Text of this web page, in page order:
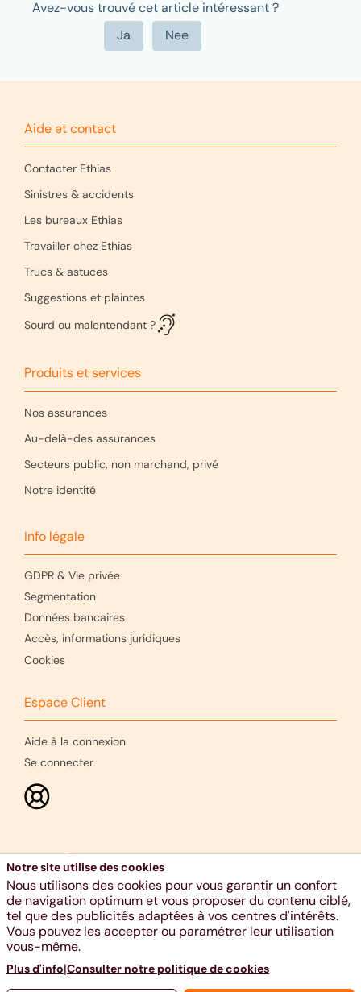
Avez-vous trouvé cet article intéressant ?
Aide et contact
Contacter Ethias
Sinistres & accidents
Les bureaux Ethias
Travailler chez Ethias
Trucs & astuces
Suggestions et plaintes
Sourd ou malentendant ?
Produits et services
Nos assurances
Au-delà-des assurances
Secteurs public, non marchand, privé
Notre identité
Info légale
GDPR & Vie privée
Segmentation
Données bancaires
Accès, informations juridiques
Cookies
Espace Client
Aide à la connexion
Se connecter
Ethias s.a., voie Gisèle Halimi 10, 4000 Liège - RPM Liège -
TVA BE 0404.484.654 - 04 220 31 11 - www.ethias.be -
info@ethias.be -
Aide et Contact
Notre site utilise des cookies
Nous utilisons des cookies pour vous garantir un confort
de navigation optimum et vous proposer du contenu ciblé,
tel que des publicités adaptées à vos centres d'intérêts.
Vous pouvez les accepter ou paramétrer leur utilisation
vous-même.
Plus d'info|Consulter notre politique de cookies